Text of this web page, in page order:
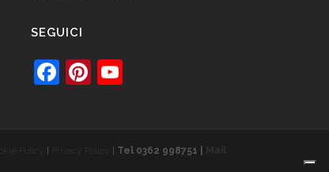
SEGUICI
F
Pi
T
Tel 0362 998751 |